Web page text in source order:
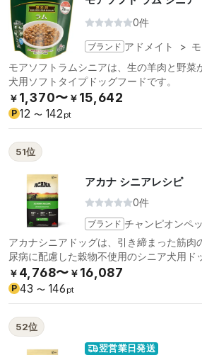
0件
ブランド アドメイト >
モアソフトラムシニアは、生の羊肉と野菜
犬用ソフトタイプドッグフードです。
￥ 1,370〜 ￥ 15,642
P 12 〜 142 pt
51位
アカナ シニアレシピ
0件
ブランド チャンピオンペ
アカナシニアドッグは、引き締まった筋肉
尿病に配慮した穀物不使用のシニア犬用ド
￥ 4,768〜 ￥ 16,087
P 43 〜 146 pt
52位
翌営業日発送